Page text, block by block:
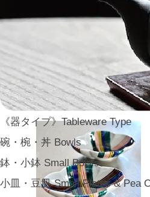
《器タイプ》Tableware Type
碗・椀・丼 Bowls
鉢・小鉢 Small Bowls
小皿・豆皿 Small Plates & Pea